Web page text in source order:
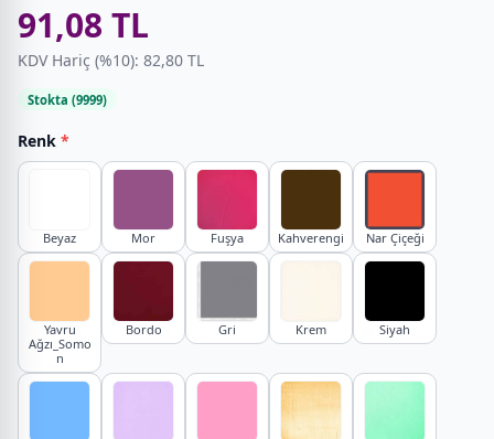
91,08 TL
KDV Hariç (%10): 82,80 TL
Stokta (9999)
Renk *
Beyaz Mor Fuşya Kahverengi Nar Çiçeği
Yavru
Ağzı_Somo
n
Bordo Gri Krem Siyah